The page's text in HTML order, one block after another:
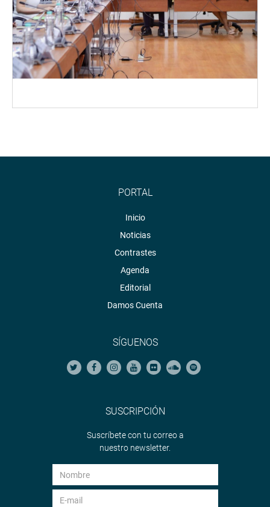
PORTAL
Inicio
Noticias
Contrastes
Agenda
Editorial
Damos Cuenta
SÍGUENOS
SUSCRIPCIÓN
Suscríbete con tu correo a
nuestro newsletter.